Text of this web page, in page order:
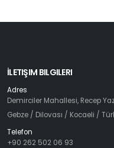
İLETIŞIM BILGILERI
Adres
Demirciler Mahallesi, Recep
Gebze / Dilovası / Kocaeli /
Telefon
+90 262 502 06 93